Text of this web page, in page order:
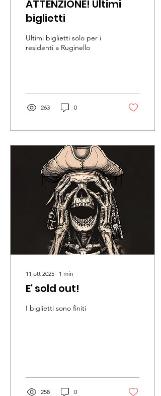
ATTENZIONE! Ultimi
biglietti
Ultimi biglietti solo per i
residenti a Ruginello
263 0
11 ott 2025 ∙ 1 min
E' sold out!
I biglietti sono finiti
258 0